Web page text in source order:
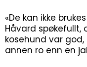
«De kan ikke
Håvard
kosehund var
annen ro enn en